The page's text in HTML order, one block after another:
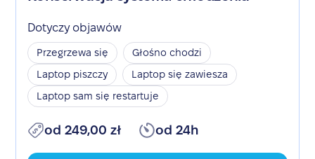
Dotyczy objawów
Przegrzewa się
Głośno chodzi
Laptop piszczy
Laptop się zawiesza
Laptop sam się restartuje
od 249,00 zł od 24h